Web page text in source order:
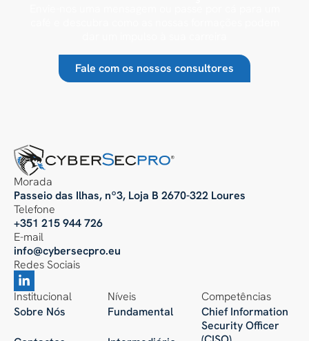
Fale com os nossos consultores
Morada
Passeio das Ilhas, nº3, Loja B 2670-322 Loures
Telefone
+351 215 944 726
E-mail
info@cybersecpro.eu
Redes Sociais
Institucional
Sobre Nós
Níveis
Fundamental
Competências
Chief Information
Security Officer